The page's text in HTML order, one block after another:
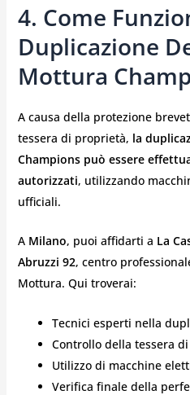
4. Come
Duplicazione
Mottura
A causa della protezione
tessera di proprietà, la
Champions può essere
autorizzati, utilizzando
ufficiali.
A Milano, puoi affidarti a La
Abruzzi 92, centro
Mottura. Qui troverai:
Tecnici esperti nella
Controllo della tessera
Utilizzo di macchine
Verifica finale della